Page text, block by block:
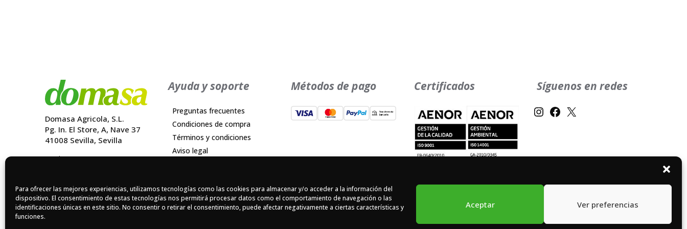
Para ofrecer las mejores experiencias, utilizamos tecnologías como las cookies para almacenar y/o acceder a la información del
dispositivo. El consentimiento de estas tecnologías nos permitirá procesar datos como el comportamiento de navegación o las
identificaciones únicas en este sitio. No consentir o retirar el consentimiento, puede afectar negativamente a ciertas características y
funciones.
Aceptar Ver preferencias
Domasa Agricola, S.L.
Pg. In. El Store, A, Nave 37
41008 Sevilla, Sevilla
Quienes somos
Blog
Contacto
Ayuda y soporte
Preguntas frecuentes
Condiciones de compra
Términos y condiciones
Aviso legal
Política de calidad
Reclamaciones
Métodos de pago Certificados Síguenos en redes
Instagram
Facebook
X